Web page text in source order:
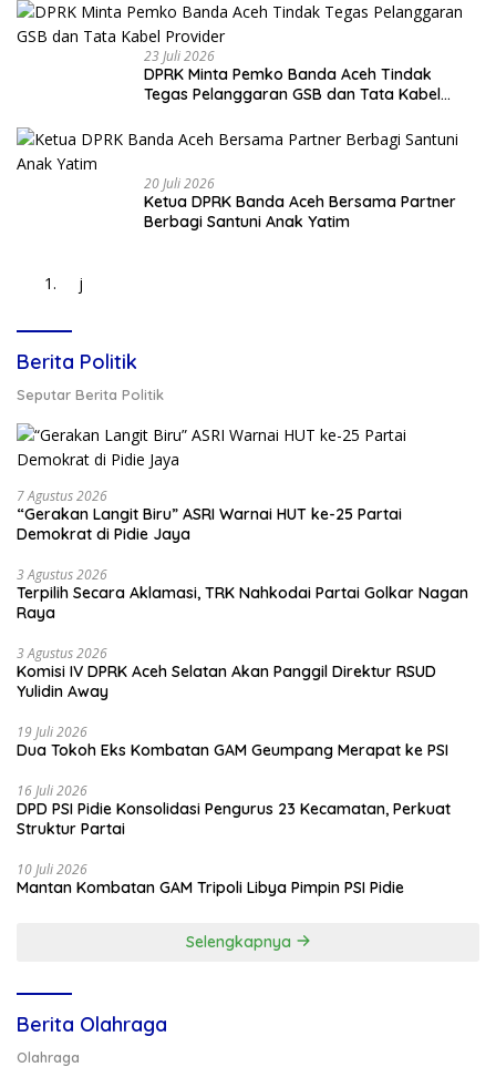
23 Juli 2026
DPRK Minta Pemko Banda Aceh Tindak
Tegas Pelanggaran GSB dan Tata Kabel
20 Juli 2026
Ketua DPRK Banda Aceh Bersama Partner
Berbagi Santuni Anak Yatim
j
Berita Politik
Seputar Berita Politik
7 Agustus 2026
“Gerakan Langit Biru” ASRI Warnai HUT ke-25 Partai
Demokrat di Pidie Jaya
3 Agustus 2026
Terpilih Secara Aklamasi, TRK Nahkodai Partai Golkar Nagan
Raya
3 Agustus 2026
Komisi IV DPRK Aceh Selatan Akan Panggil Direktur RSUD
Yulidin Away
19 Juli 2026
Dua Tokoh Eks Kombatan GAM Geumpang Merapat ke PSI
16 Juli 2026
DPD PSI Pidie Konsolidasi Pengurus 23 Kecamatan, Perkuat
Struktur Partai
10 Juli 2026
Mantan Kombatan GAM Tripoli Libya Pimpin PSI Pidie
Selengkapnya
Berita Olahraga
Olahraga